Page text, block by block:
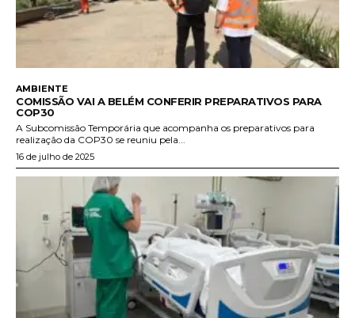
AMBIENTE
COMISSÃO VAI A BELÉM CONFERIR PREPARATIVOS PARA
COP30
A Subcomissão Temporária que acompanha os preparativos para
realização da COP30 se reuniu pela...
16 de julho de 2025